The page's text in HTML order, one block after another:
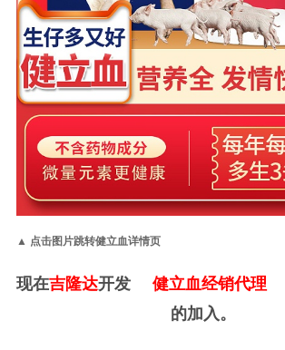
▲ 点击图片跳转健立血详情页
现在吉隆达开发 健立血经销代理
的加入。